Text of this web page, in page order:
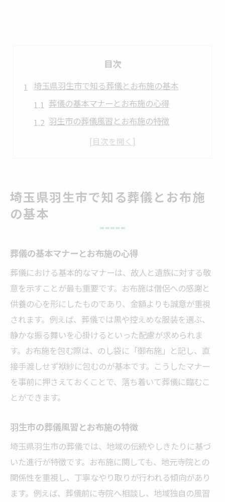
目次
埼玉県羽生市で知る葬儀とお布施の基本
葬儀の基本マナーとお布施の心得
羽生市の葬儀風習とお布施の特徴
家族葬で押さえたい葬儀とお布施の関係
葬儀費用の内訳とお布施の役割
お布施の相場を羽生市の実情で解説
葬儀で必要なお布施の一般的な相場感
全国平均と羽生市の葬儀お布施の違い
実際に多いお布施額の決め方と配慮点
葬儀時のお坊さんへのお礼の目安とは
安心して葬儀を行うためのお布施準備
家族葬費用の計画に役立つ知識を紹介
葬儀の費用内訳と家族葬の特徴理解
家族葬で見落としがちな費用項目とは
10人規模の家族葬に必要な葬儀費用
お布施と葬儀費用のバランスを考える
家族葬でお布施を渡すタイミング例
葬儀の準備なら地域のマナーも押さえよう
葬儀準備で大切な地域のマナー習得
羽生市の葬儀で重視されるマナーとは
埼玉県羽生市で知る葬儀とお布施
の基本
葬儀の基本マナーとお布施の心得
葬儀における基本的なマナーは、故人と遺族に対する敬
意を示すことが最も重要です。お布施は僧侶への感謝と
供養の心を形にしたものであり、金額よりも誠意が重視
されます。例えば、葬儀では黒や控えめな服装を選ぶ、
静かな振る舞いを心掛けるといった配慮が求められま
す。お布施を包む際は、のし袋に「御布施」と記し、直
接手渡しせず袱紗に包むのが基本です。こうしたマナー
を事前に押さえておくことで、落ち着いて葬儀に臨むこ
とができます。
羽生市の葬儀風習とお布施の特徴
埼玉県羽生市の葬儀では、地域の伝統やしきたりに基づ
いた進行が特徴です。お布施に関しても、地元寺院との
関係性を重視し、丁寧なやり取りが行われる傾向があり
ます。例えば、葬儀前に寺院へ相談し、地域独自の風習